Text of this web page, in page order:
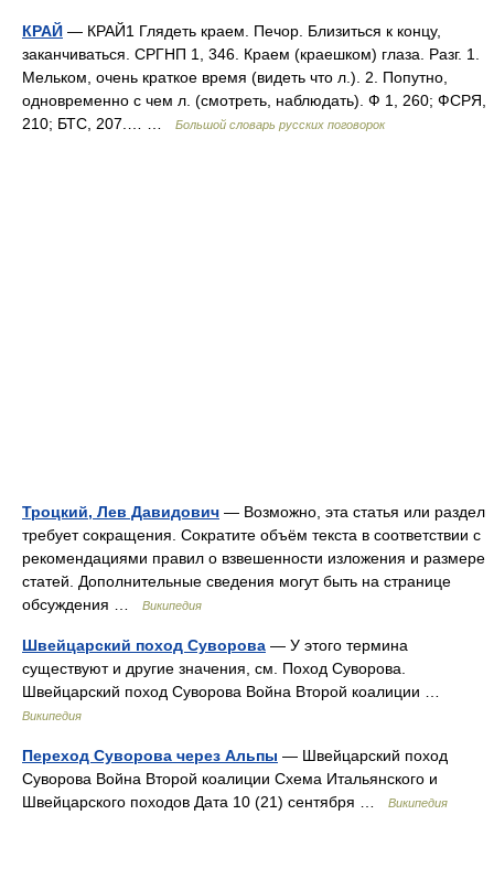
КРАЙ — КРАЙ1 Глядеть краем. Печор. Близиться к концу,
заканчиваться. СРГНП 1, 346. Краем (краешком) глаза. Разг. 1.
Мельком, очень краткое время (видеть что л.). 2. Попутно,
одновременно с чем л. (смотреть, наблюдать). Ф 1, 260; ФСРЯ,
210; БТС, 207.… …
Большой словарь русских поговорок
Троцкий, Лев Давидович — Возможно, эта статья или раздел
требует сокращения. Сократите объём текста в соответствии с
рекомендациями правил о взвешенности изложения и размере
статей. Дополнительные сведения могут быть на странице
обсуждения …
Википедия
Швейцарский поход Суворова — У этого термина
существуют и другие значения, см. Поход Суворова.
Швейцарский поход Суворова Война Второй коалиции …
Википедия
Переход Суворова через Альпы — Швейцарский поход
Суворова Война Второй коалиции Схема Итальянского и
Швейцарского походов Дата 10 (21) сентября …
Википедия